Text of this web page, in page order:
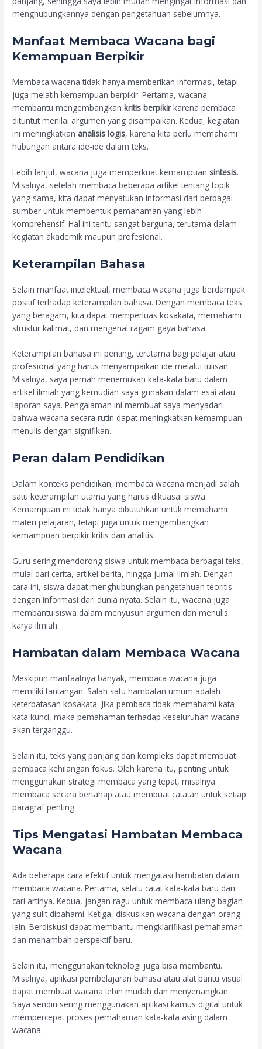
menghubungkannya dengan pengetahuan sebelumnya.
Manfaat Membaca Wacana bagi
Kemampuan Berpikir
Membaca wacana tidak hanya memberikan informasi, tetapi
juga melatih kemampuan berpikir. Pertama, wacana
membantu mengembangkankritis berpikirkarena pembaca
dituntut menilai argumen yang disampaikan. Kedua, kegiatan
ini meningkatkan analisis logis, karena kita perlu memahami
hubungan antara ide-ide dalam teks.
Lebih lanjut, wacana juga memperkuat kemampuansintesis.
Misalnya, setelah membaca beberapa artikel tentang topik
yang sama, kita dapat menyatukan informasi dari berbagai
sumber untuk membentuk pemahaman yang lebih
komprehensif. Hal ini tentu sangat berguna, terutama dalam
kegiatan akademik maupun profesional.
Keterampilan Bahasa
Selain manfaat intelektual, membaca wacana juga berdampak
positif terhadap keterampilan bahasa. Dengan membaca teks
yang beragam, kita dapat memperluas kosakata, memahami
struktur kalimat, dan mengenal ragam gaya bahasa.
Keterampilan bahasa ini penting, terutama bagi pelajar atau
profesional yang harus menyampaikan ide melalui tulisan.
Misalnya, saya pernah menemukan kata-kata baru dalam
artikel ilmiah yang kemudian saya gunakan dalam esai atau
laporan saya. Pengalaman ini membuat saya menyadari
bahwa wacana secara rutin dapat meningkatkan kemampuan
menulis dengan signifikan.
Peran dalam Pendidikan
Dalam konteks pendidikan, membaca wacana menjadi salah
satu keterampilan utama yang harus dikuasai siswa.
Kemampuan ini tidak hanya dibutuhkan untuk memahami
materi pelajaran, tetapi juga untuk mengembangkan
kemampuan berpikir kritis dan analitis.
Guru sering mendorong siswa untuk membaca berbagai teks,
mulai dari cerita, artikel berita, hingga jurnal ilmiah. Dengan
cara ini, siswa dapat menghubungkan pengetahuan teoritis
dengan informasi dari dunia nyata. Selain itu, wacana juga
membantu siswa dalam menyusun argumen dan menulis
karya ilmiah.
Hambatan dalam Membaca Wacana
Meskipun manfaatnya banyak, membaca wacana juga
memiliki tantangan. Salah satu hambatan umum adalah
keterbatasan kosakata. Jika pembaca tidak memahami kata-
kata kunci, maka pemahaman terhadap keseluruhan wacana
akan terganggu.
Selain itu, teks yang panjang dan kompleks dapat membuat
pembaca kehilangan fokus. Oleh karena itu, penting untuk
menggunakan strategi membaca yang tepat, misalnya
membaca secara bertahap atau membuat catatan untuk setiap
paragraf penting.
Tips Mengatasi Hambatan Membaca
Wacana
Ada beberapa cara efektif untuk mengatasi hambatan dalam
membaca wacana. Pertama, selalu catat kata-kata baru dan
cari artinya. Kedua, jangan ragu untuk membaca ulang bagian
yang sulit dipahami. Ketiga, diskusikan wacana dengan orang
lain. Berdiskusi dapat membantu mengklarifikasi pemahaman
dan menambah perspektif baru.
Selain itu, menggunakan teknologi juga bisa membantu.
Misalnya, aplikasi pembelajaran bahasa atau alat bantu visual
dapat membuat wacana lebih mudah dan menyenangkan.
Saya sendiri sering menggunakan aplikasi kamus digital untuk
mempercepat proses pemahaman kata-kata asing dalam
wacana.